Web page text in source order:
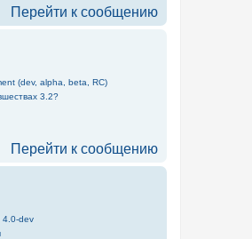
Перейти к сообщению
(dev, alpha, beta, RC)
3.2?
Перейти к сообщению
4.0-dev